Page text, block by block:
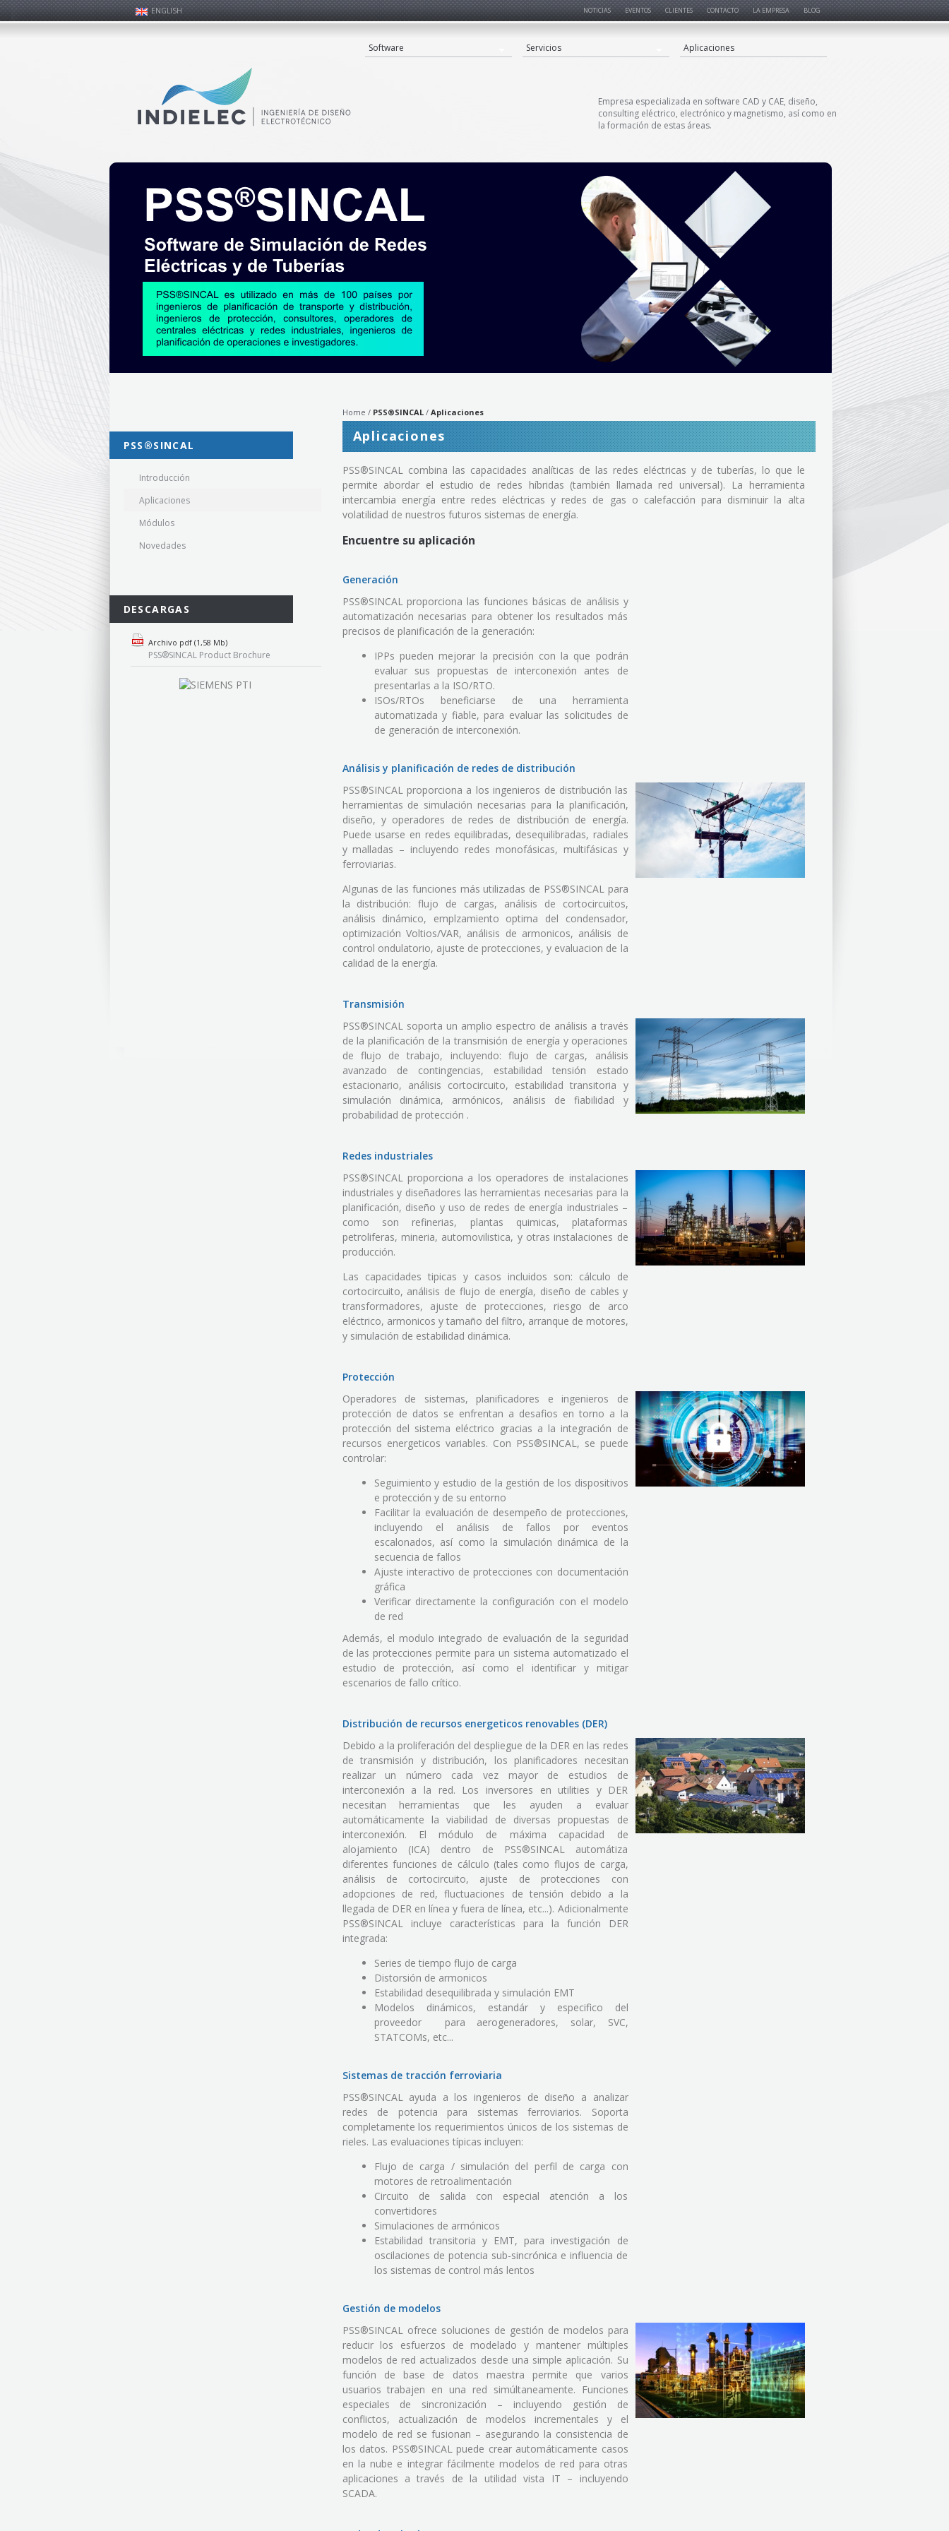
ENGLISH
Empresa especializada en software CAD y CAE, diseño,
consulting eléctrico, electrónico y magnetismo, así como en
la formación de estas áreas.
NOTICIAS EVENTOS CLIENTES CONTACTO LA EMPRESA BLOG
Software Servicios Aplicaciones
PSS®SINCAL
Introducción
Aplicaciones
Módulos
Novedades
DESCARGAS
Archivo pdf (1,58 Mb)
PSS®SINCAL Product Brochure
Home PSS®SINCAL Aplicaciones
Aplicaciones
PSS®SINCAL combina las capacidades analíticas de las redes eléctricas y de tuberías, lo que le
permite abordar el estudio de redes híbridas (también llamada red universal). La herramienta
intercambia energía entre redes eléctricas y redes de gas o calefacción para disminuir la alta
volatilidad de nuestros futuros sistemas de energía.
Encuentre su aplicación
Generación
PSS®SINCAL proporciona las funciones básicas de análisis y
automatización necesarias para obtener los resultados más
precisos de planificación de la generación:
IPPs pueden mejorar la precisión con la que podrán
evaluar sus propuestas de interconexión antes de
presentarlas a la ISO/RTO.
ISOs/RTOs beneficiarse de una herramienta
automatizada y fiable, para evaluar las solicitudes de
de generación de interconexión.
Análisis y planificación de redes de distribución
PSS®SINCAL proporciona a los ingenieros de distribución las
herramientas de simulación necesarias para la planificación,
diseño, y operadores de redes de distribución de energía.
Puede usarse en redes equilibradas, desequilibradas, radiales
y malladas – incluyendo redes monofásicas, multifásicas y
ferroviarias.
Algunas de las funciones más utilizadas de PSS®SINCAL para
la distribución: flujo de cargas, análisis de cortocircuitos,
análisis dinámico, emplzamiento optima del condensador,
optimización Voltios/VAR, análisis de armonicos, análisis de
control ondulatorio, ajuste de protecciones, y evaluacion de la
calidad de la energía.
Transmisión
PSS®SINCAL soporta un amplio espectro de análisis a través
de la planificación de la transmisión de energía y operaciones
de flujo de trabajo, incluyendo: flujo de cargas, análisis
avanzado de contingencias, estabilidad tensión estado
estacionario, análisis cortocircuito, estabilidad transitoria y
simulación dinámica, armónicos, análisis de fiabilidad y
probabilidad de protección .
Redes industriales
PSS®SINCAL proporciona a los operadores de instalaciones
industriales y diseñadores las herramientas necesarias para la
planificación, diseño y uso de redes de energía industriales –
como son refinerias, plantas quimicas, plataformas
petroliferas, mineria, automovilistica, y otras instalaciones de
producción.
Las capacidades tipicas y casos incluidos son: cálculo de
cortocircuito, análisis de flujo de energía, diseño de cables y
transformadores, ajuste de protecciones, riesgo de arco
eléctrico, armonicos y tamaño del filtro, arranque de motores,
y simulación de estabilidad dinámica.
Protección
Operadores de sistemas, planificadores e ingenieros de
protección de datos se enfrentan a desafios en torno a la
protección del sistema eléctrico gracias a la integración de
recursos energeticos variables. Con PSS®SINCAL, se puede
controlar:
Seguimiento y estudio de la gestión de los dispositivos
e protección y de su entorno
Facilitar la evaluación de desempeño de protecciones,
incluyendo el análisis de fallos por eventos
escalonados, así como la simulación dinámica de la
secuencia de fallos
Ajuste interactivo de protecciones con documentación
gráfica
Verificar directamente la configuración con el modelo
de red
Además, el modulo integrado de evaluación de la seguridad
de las protecciones permite para un sistema automatizado el
estudio de protección, así como el identificar y mitigar
escenarios de fallo crítico.
Distribución de recursos energeticos renovables (DER)
Debido a la proliferación del despliegue de la DER en las redes
de transmisión y distribución, los planificadores necesitan
realizar un número cada vez mayor de estudios de
interconexión a la red. Los inversores en utilities y DER
necesitan herramientas que les ayuden a evaluar
automáticamente la viabilidad de diversas propuestas de
interconexión. El módulo de máxima capacidad de
alojamiento (ICA) dentro de PSS®SINCAL automátiza
diferentes funciones de cálculo (tales como flujos de carga,
análisis de cortocircuito, ajuste de protecciones con
adopciones de red, fluctuaciones de tensión debido a la
llegada de DER en línea y fuera de línea, etc...). Adicionalmente
PSS®SINCAL incluye características para la función DER
integrada:
Series de tiempo flujo de carga
Distorsión de armonicos
Estabilidad desequilibrada y simulación EMT
Modelos dinámicos, estandár y especifico del
proveedor para aerogeneradores, solar, SVC,
STATCOMs, etc...
Sistemas de tracción ferroviaria
PSS®SINCAL ayuda a los ingenieros de diseño a analizar
redes de potencia para sistemas ferroviarios. Soporta
completamente los requerimientos únicos de los sistemas de
rieles. Las evaluaciones típicas incluyen:
Flujo de carga / simulación del perfil de carga con
motores de retroalimentación
Circuito de salida con especial atención a los
convertidores
Simulaciones de armónicos
Estabilidad transitoria y EMT, para investigación de
oscilaciones de potencia sub-sincrónica e influencia de
los sistemas de control más lentos
Gestión de modelos
PSS®SINCAL ofrece soluciones de gestión de modelos para
reducir los esfuerzos de modelado y mantener múltiples
modelos de red actualizados desde una simple aplicación. Su
función de base de datos maestra permite que varios
usuarios trabajen en una red simúltaneamente. Funciones
especiales de sincronización – incluyendo gestión de
conflictos, actualización de modelos incrementales y el
modelo de red se fusionan – asegurando la consistencia de
los datos. PSS®SINCAL puede crear automáticamente casos
en la nube e integrar fácilmente modelos de red para otras
aplicaciones a través de la utilidad vista IT – incluyendo
SCADA.